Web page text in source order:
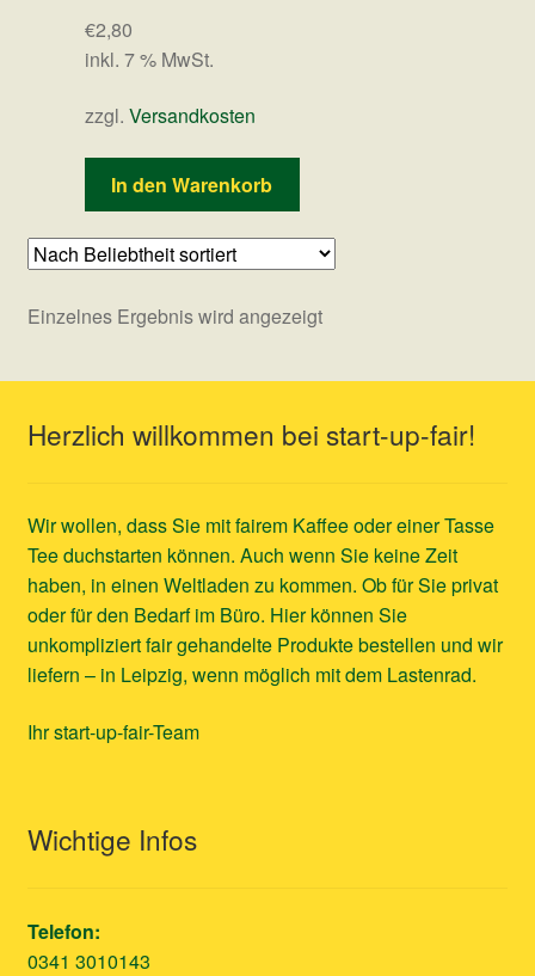
€2,80
inkl. 7 % MwSt.
zzgl. Versandkosten
In den Warenkorb
Einzelnes Ergebnis wird angezeigt
Herzlich willkommen bei start-up-fair!
Wir wollen, dass Sie mit fairem Kaffee oder einer Tasse
Tee duchstarten können. Auch wenn Sie keine Zeit
haben, in einen Weltladen zu kommen. Ob für Sie privat
oder für den Bedarf im Büro. Hier können Sie
unkompliziert fair gehandelte Produkte bestellen und wir
liefern – in Leipzig, wenn möglich mit dem Lastenrad.
Ihr start-up-fair-Team
Wichtige Infos
Telefon:
0341 3010143